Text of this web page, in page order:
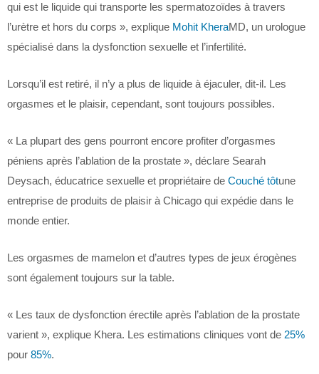
qui est le liquide qui transporte les spermatozoïdes à travers
l’urètre et hors du corps », explique Mohit KheraMD, un urologue
spécialisé dans la dysfonction sexuelle et l’infertilité.
Lorsqu’il est retiré, il n’y a plus de liquide à éjaculer, dit-il. Les
orgasmes et le plaisir, cependant, sont toujours possibles.
« La plupart des gens pourront encore profiter d’orgasmes
péniens après l’ablation de la prostate », déclare Searah
Deysach, éducatrice sexuelle et propriétaire de Couché tôtune
entreprise de produits de plaisir à Chicago qui expédie dans le
monde entier.
Les orgasmes de mamelon et d’autres types de jeux érogènes
sont également toujours sur la table.
« Les taux de dysfonction érectile après l’ablation de la prostate
varient », explique Khera. Les estimations cliniques vont de 25%
pour 85%.